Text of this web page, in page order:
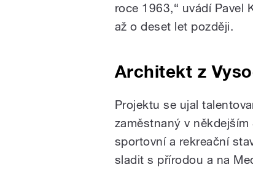
roce 1963,“ uvádí Pavel
až o deset let později.
Architekt z
Projektu se ujal
zaměstnaný v
sportovní a rekreační
sladit s přírodou a na